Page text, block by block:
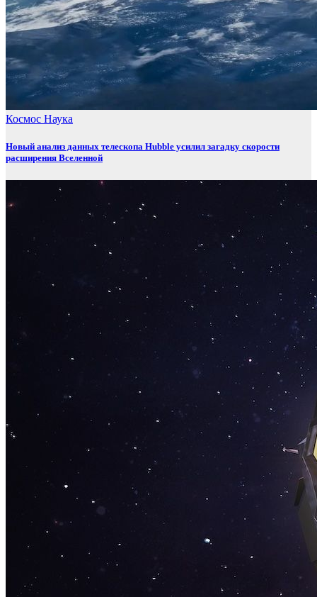
Космос Наука
Новый анализ данных телескопа Hubble усилил загадку скорости
расширения Вселенной